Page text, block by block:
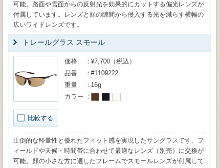
可能。路面や雪面からの反射光を効果的にカットする偏光レンズが
付属しています。レンズと顔の隙間から侵入する光を減らす横幅の
広いワイドレンズです。
トレールグラス スモール
比較する
価格
¥7,700（税込）
品番
#1109222
重量
16g
カラー
圧倒的な軽量性と優れたフィット感を実現したサングラスです。フ
ィールドや天候・時間帯に合わせて最適なレンズ（別売）に交換が
可能。顔の小さな方に適したフレームでスモールレンズが付属して